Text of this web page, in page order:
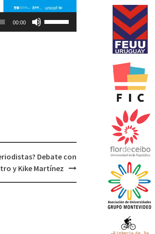
disminuir
el
volumen.
00:00
Debate con
y Kike Martínez